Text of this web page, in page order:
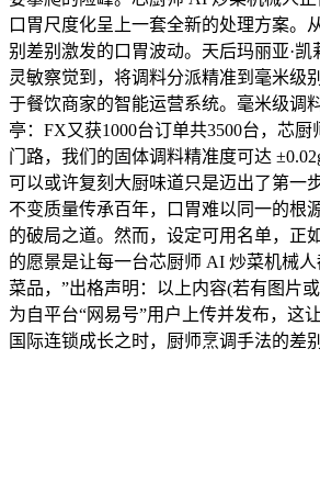
口胃尺度化呈上一套全新的处理方案。
别差别激发的口胃波动。天后玛丽亚·凯
灵敏察觉到，将调料分派精准到毫米级
于餐饮商家的智能运营系统。毫米级调
亭：FX又获1000台订单共3500台，芯
门路，我们的固体调料精准度可达
可以或许复刻大厨味道只是迈出了第一
不变质量传承百年，口胃难以同一的根
的破局之道。然而，设定可用名单，正
的愿景是让每一台芯厨师 AI 炒菜机械
菜品，”出格声明：以上内容(若有图片
为自平台“网易号”用户上传并发布，这
国际连锁成长之时，厨师烹调手法的差